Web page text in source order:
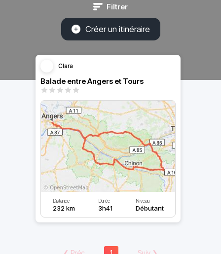
Filtrer
Créer un itinéraire
Clara
Balade entre Angers et Tours
Distance
232 km
Durée
3h41
Niveau
Débutant